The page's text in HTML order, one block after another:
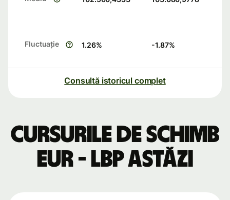
Fluctuație 1.26% -1.87%
Consultă istoricul complet
Cursurile de schimb
EUR - LBP astăzi